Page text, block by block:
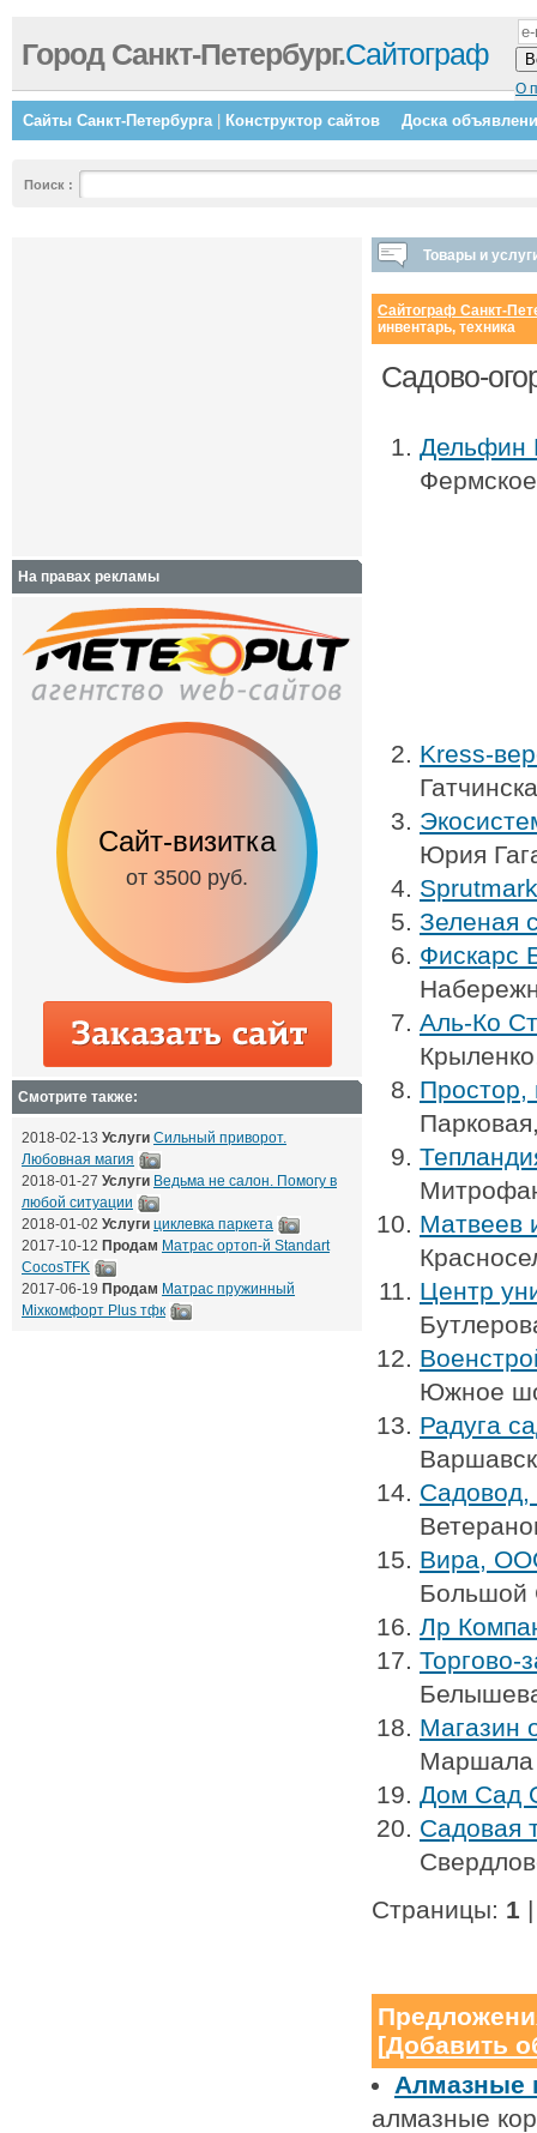
О
Город Санкт-Петербург.Сайтограф
Сайты Санкт-Петербурга| Конструктор сайтов Доска
Поиск :
Товары и
Сайтограф Санкт-
инвентарь, техника
Садово-
Дельфин
Kress-
Юрия
Зеленая
Фискарс
Аль-Ко
Простор,
Матвеев
Центр
Южное
Радуга
Садовод,
Вира,
Большой
Лр
Торгово-
Магазин
Маршала
Дом Сад
Садовая
Страницы: 1
[Добавить
Алмазные
алмазные
На правах рекламы
Сайт-визитка
от 3500 руб.
Сайт с
от 6500 руб.
Смотрите также:
2018-02-13 Услуги Сильный приворот.
Любовная магия
2018-01-27 Услуги Ведьма не салон. Помогу в
любой ситуации
2018-01-02 Услуги циклевка паркета
2017-10-12 Продам Матрас ортоп-й Standart
CocosTFK
2017-06-19 Продам Матрас пружинный
Mixкомфорт Plus тфк